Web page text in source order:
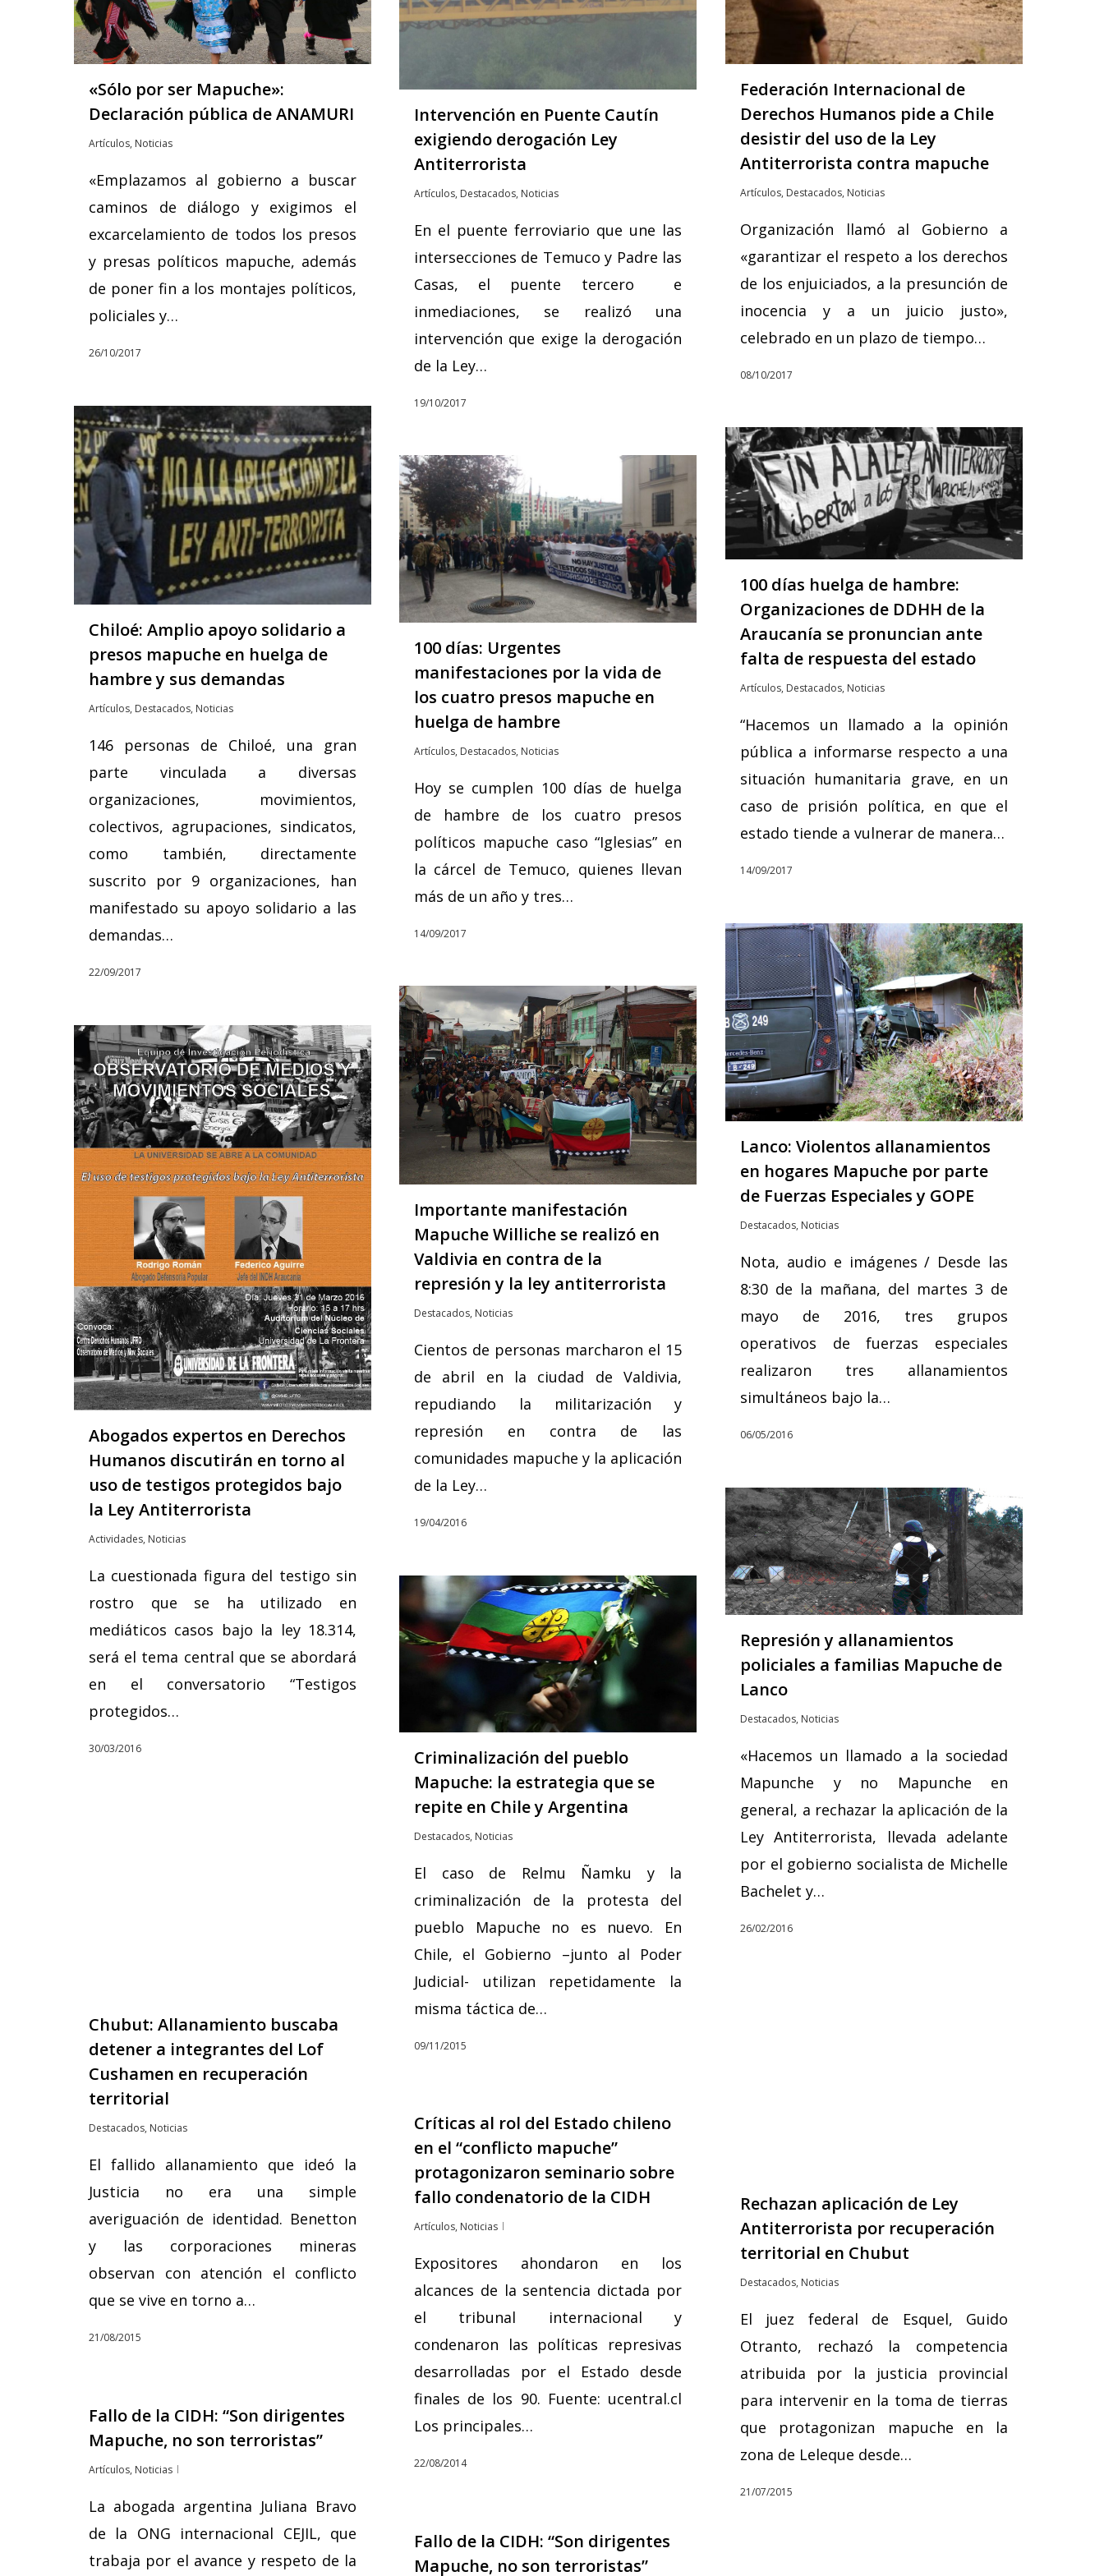
Hit enter to search or ESC to close
«Sólo por ser Mapuche»:
Declaración pública de ANAMURI
Artículos, Noticias
«Emplazamos al gobierno a buscar
caminos de diálogo y exigimos el
excarcelamiento de todos los presos
y presas políticos mapuche, además
de poner fin a los montajes políticos,
policiales y…
26/10/2017
Intervención en Puente Cautín
exigiendo derogación Ley
Antiterrorista
Artículos, Destacados, Noticias
En el puente ferroviario que une las
intersecciones de Temuco y Padre las
Casas, el puente tercero e
inmediaciones, se realizó una
intervención que exige la derogación
de la Ley…
19/10/2017
Federación Internacional de
Derechos Humanos pide a Chile
desistir del uso de la Ley
Antiterrorista contra mapuche
Artículos, Destacados, Noticias
Organización llamó al Gobierno a
«garantizar el respeto a los derechos
de los enjuiciados, a la presunción de
inocencia y a un juicio justo»,
celebrado en un plazo de tiempo…
08/10/2017
Chiloé: Amplio apoyo solidario a
presos mapuche en huelga de
hambre y sus demandas
Artículos, Destacados, Noticias
146 personas de Chiloé, una gran
parte vinculada a diversas
organizaciones, movimientos,
colectivos, agrupaciones, sindicatos,
como también, directamente
suscrito por 9 organizaciones, han
manifestado su apoyo solidario a las
demandas…
22/09/2017
100 días huelga de hambre:
Organizaciones de DDHH de la
Araucanía se pronuncian ante
falta de respuesta del estado
Artículos, Destacados, Noticias
“Hacemos un llamado a la opinión
pública a informarse respecto a una
situación humanitaria grave, en un
caso de prisión política, en que el
estado tiende a vulnerar de manera…
14/09/2017
100 días: Urgentes
manifestaciones por la vida de
los cuatro presos mapuche en
huelga de hambre
Artículos, Destacados, Noticias
Hoy se cumplen 100 días de huelga
de hambre de los cuatro presos
políticos mapuche caso “Iglesias” en
la cárcel de Temuco, quienes llevan
más de un año y tres…
14/09/2017
Lanco: Violentos allanamientos
en hogares Mapuche por parte
de Fuerzas Especiales y GOPE
Destacados, Noticias
Nota, audio e imágenes / Desde las
8:30 de la mañana, del martes 3 de
mayo de 2016, tres grupos
operativos de fuerzas especiales
realizaron tres allanamientos
simultáneos bajo la…
06/05/2016
Importante manifestación
Mapuche Williche se realizó en
Valdivia en contra de la
represión y la ley antiterrorista
Destacados, Noticias
Cientos de personas marcharon el 15
de abril en la ciudad de Valdivia,
repudiando la militarización y
represión en contra de las
comunidades mapuche y la aplicación
de la Ley…
19/04/2016
Abogados expertos en Derechos
Humanos discutirán en torno al
uso de testigos protegidos bajo
la Ley Antiterrorista
Actividades, Noticias
La cuestionada figura del testigo sin
rostro que se ha utilizado en
mediáticos casos bajo la ley 18.314,
será el tema central que se abordará
en el conversatorio “Testigos
protegidos…
30/03/2016
Represión y allanamientos
policiales a familias Mapuche de
Lanco
Destacados, Noticias
«Hacemos un llamado a la sociedad
Mapunche y no Mapunche en
general, a rechazar la aplicación de la
Ley Antiterrorista, llevada adelante
por el gobierno socialista de Michelle
Bachelet y…
26/02/2016
Criminalización del pueblo
Mapuche: la estrategia que se
repite en Chile y Argentina
Destacados, Noticias
El caso de Relmu Ñamku y la
criminalización de la protesta del
pueblo Mapuche no es nuevo. En
Chile, el Gobierno –junto al Poder
Judicial- utilizan repetidamente la
misma táctica de…
09/11/2015
Chubut: Allanamiento buscaba
detener a integrantes del Lof
Cushamen en recuperación
territorial
Destacados, Noticias
El fallido allanamiento que ideó la
Justicia no era una simple
averiguación de identidad. Benetton
y las corporaciones mineras
observan con atención el conflicto
que se vive en torno a…
21/08/2015
Rechazan aplicación de Ley
Antiterrorista por recuperación
territorial en Chubut
Destacados, Noticias
El juez federal de Esquel, Guido
Otranto, rechazó la competencia
atribuida por la justicia provincial
para intervenir en la toma de tierras
que protagonizan mapuche en la
zona de Leleque desde…
21/07/2015
Críticas al rol del Estado chileno
en el “conflicto mapuche”
protagonizaron seminario sobre
fallo condenatorio de la CIDH
Artículos, Noticias
Expositores ahondaron en los
alcances de la sentencia dictada por
el tribunal internacional y
condenaron las políticas represivas
desarrolladas por el Estado desde
finales de los 90. Fuente: ucentral.cl
Los principales…
22/08/2014
Fallo de la CIDH: “Son dirigentes
Mapuche, no son terroristas”
Artículos, Noticias
La abogada argentina Juliana Bravo
de la ONG internacional CEJIL, que
trabaja por el avance y respeto de la
Fallo de la CIDH: “Son dirigentes
Mapuche, no son terroristas”